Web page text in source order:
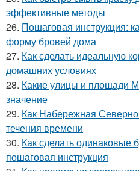
эффективные методы
26. Пошаговая инструкция:
форму бровей дома
27. Как сделать идеальную
домашних условиях
28. Какие улицы и площади
значение
29. Как Набережная
течения времени
30. Как сделать одинаковые
пошаговая инструкция